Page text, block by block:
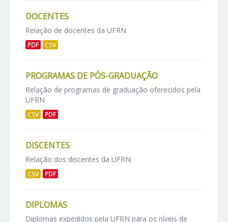
DOCENTES
Relação de docentes da UFRN
PDF CSV
PROGRAMAS DE PÓS-GRADUAÇÃO
Relação de programas de graduação oferecidos pela
UFRN
CSV PDF
DISCENTES
Relação dos discentes da UFRN.
CSV PDF
DIPLOMAS
Diplomas expedidos pela UFRN para os níveis de